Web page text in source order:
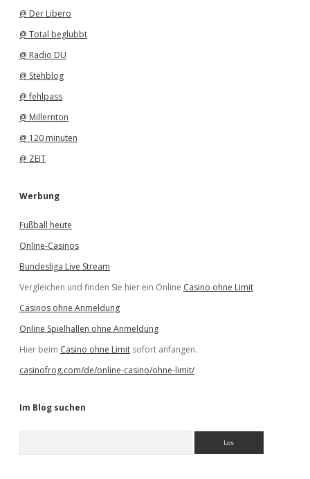
@ Der Libero
@ Total beglubbt
@ Radio DU
@ Stehblog
@ fehlpass
@ Millernton
@ 120 minuten
@ ZEIT
Werbung
Fußball heute
Online-Casinos
Bundesliga Live Stream
Vergleichen und finden Sie hier ein Online Casino ohne Limit
Casinos ohne Anmeldung
Online Spielhallen ohne Anmeldung
Hier beim Casino ohne Limit sofort anfangen.
casinofrog.com/de/online-casino/ohne-limit/
Im Blog suchen